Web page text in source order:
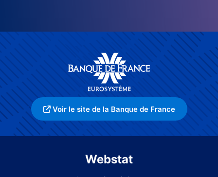
Voir le site de la Banque de France
Webstat